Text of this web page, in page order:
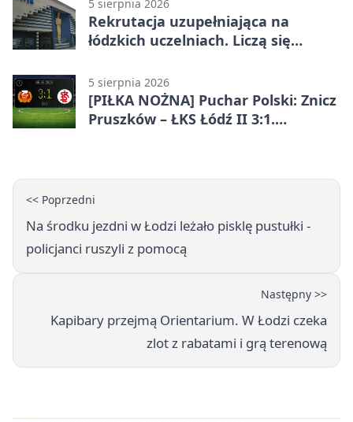
5 sierpnia 2026
Rekrutacja uzupełniająca na
łódzkich uczelniach. Liczą się
5 sierpnia 2026
[PIŁKA NOŻNA] Puchar Polski: Znicz
Pruszków – ŁKS Łódź II 3:1.
<< Poprzedni
Na środku jezdni w Łodzi leżało pisklę pustułki -
policjanci ruszyli z pomocą
Następny >>
Kapibary przejmą Orientarium. W Łodzi czeka
zlot z rabatami i grą terenową